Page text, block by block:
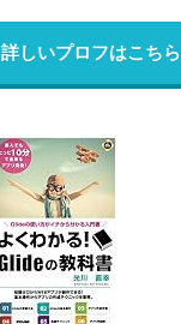
詳しいプロフはこちら